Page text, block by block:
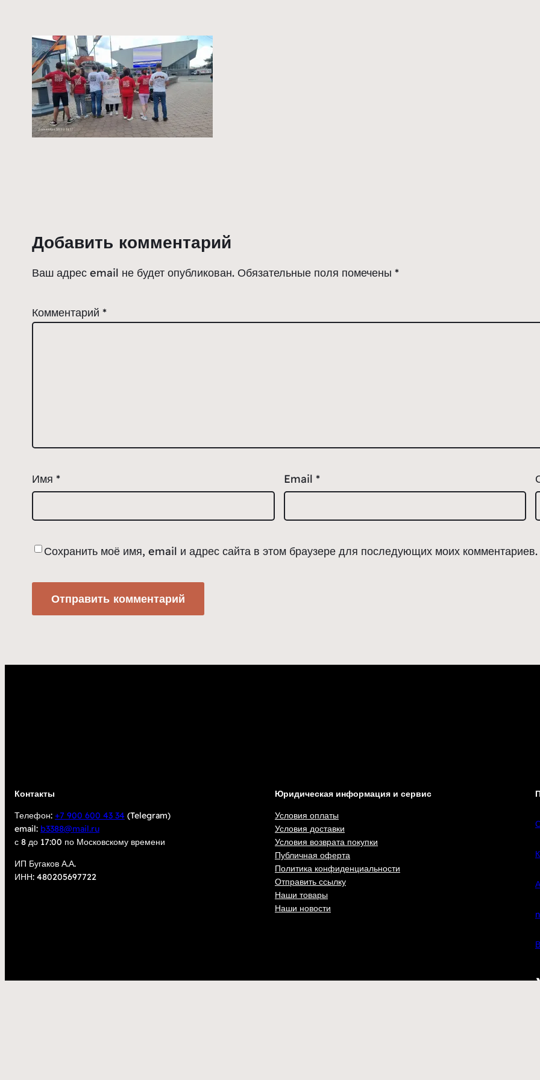
Добавить комментарий
Ваш адрес email не будет опубликован. Обязательные поля помечены *
Комментарий *
Имя * Email *
Сохранить моё имя, email и адрес сайта в этом браузере для последующих моих комментариев.
Контакты
Телефон: +7 900 600 43 34 (Telegram)
email: b3388@mail.ru
с 8 до 17:00 по Московскому времени
ИП Бугаков А.А.
ИНН: 480205697722
Юридическая информация и сервис
Условия оплаты
Условия доставки
Условия возврата покупки
Публичная оферта
Политика конфиденциальности
Отправить ссылку
Наши товары
Наши новости